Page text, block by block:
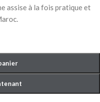
assise à la fois pratique et